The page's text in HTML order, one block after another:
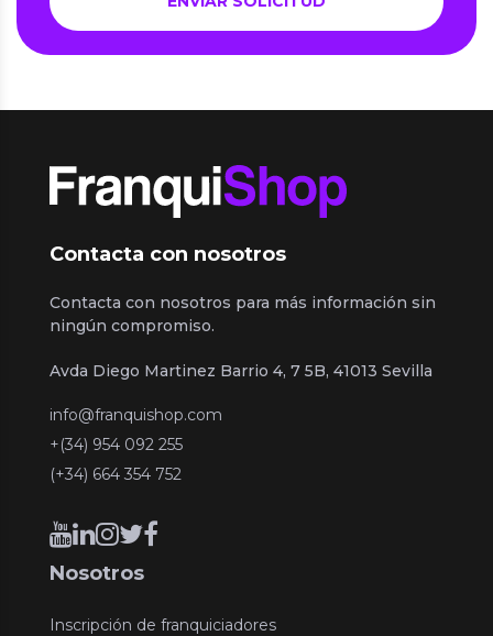
Contacta con nosotros
Contacta con nosotros para más información sin
ningún compromiso.
Avda Diego Martinez Barrio 4, 7 5B, 41013 Sevilla
info@franquishop.com
+(34) 954 092 255
(+34) 664 354 752
Nosotros
Inscripción de franquiciadores